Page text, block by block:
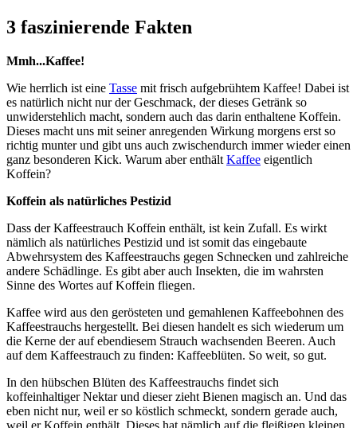
3 faszinierende Fakten
Mmh...Kaffee!
Wie herrlich ist eine Tasse mit frisch aufgebrühtem Kaffee! Dabei ist
es natürlich nicht nur der Geschmack, der dieses Getränk so
unwiderstehlich macht, sondern auch das darin enthaltene Koffein.
Dieses macht uns mit seiner anregenden Wirkung morgens erst so
richtig munter und gibt uns auch zwischendurch immer wieder einen
ganz besonderen Kick. Warum aber enthält Kaffee eigentlich
Koffein?
Koffein als natürliches Pestizid
Dass der Kaffeestrauch Koffein enthält, ist kein Zufall. Es wirkt
nämlich als natürliches Pestizid und ist somit das eingebaute
Abwehrsystem des Kaffeestrauchs gegen Schnecken und zahlreiche
andere Schädlinge. Es gibt aber auch Insekten, die im wahrsten
Sinne des Wortes auf Koffein fliegen.
Kaffee wird aus den gerösteten und gemahlenen Kaffeebohnen des
Kaffeestrauchs hergestellt. Bei diesen handelt es sich wiederum um
die Kerne der auf ebendiesem Strauch wachsenden Beeren. Auch
auf dem Kaffeestrauch zu finden: Kaffeeblüten. So weit, so gut.
In den hübschen Blüten des Kaffeestrauchs findet sich
koffeinhaltiger Nektar und dieser zieht Bienen magisch an. Und das
eben nicht nur, weil er so köstlich schmeckt, sondern gerade auch,
weil er Koffein enthält. Dieses hat nämlich auf die fleißigen kleinen